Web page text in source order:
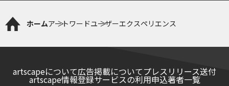
ホームアートワードユーザーエクスペリエンス
artscapeについて広告掲載についてプレスリリース送付
artscape情報登録サービスの利用申込著者一覧